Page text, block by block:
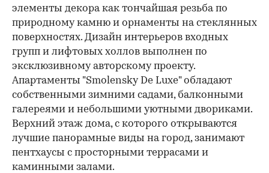
элементы декора как тончайшая резьба по
природному камню и орнаменты на стеклянных
поверхностях. Дизайн интерьеров входных
групп и лифтовых холлов выполнен по
эксклюзивному авторскому проекту.
Апартаменты "Smolensky De Luxe" обладают
собственными зимними садами, балконными
галереями и небольшими уютными двориками.
Верхний этаж дома, с которого открываются
лучшие панорамные виды на город, занимают
пентхаусы с просторными террасами и
каминными залами.